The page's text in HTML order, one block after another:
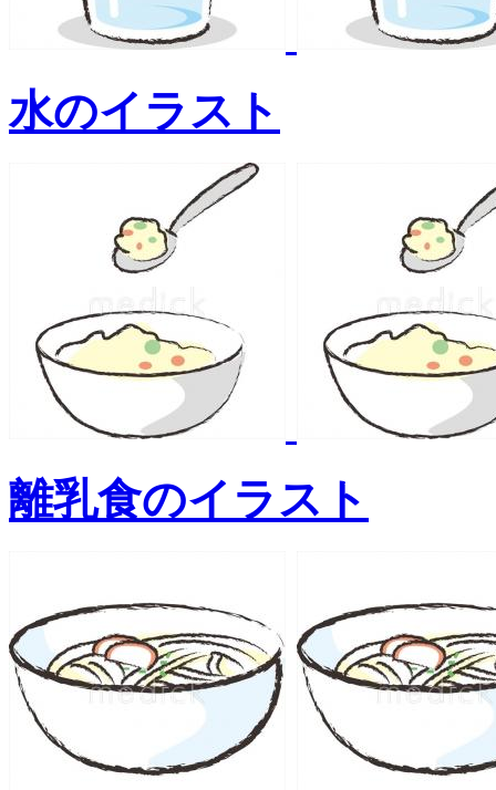
水のイラスト
離乳食のイラスト